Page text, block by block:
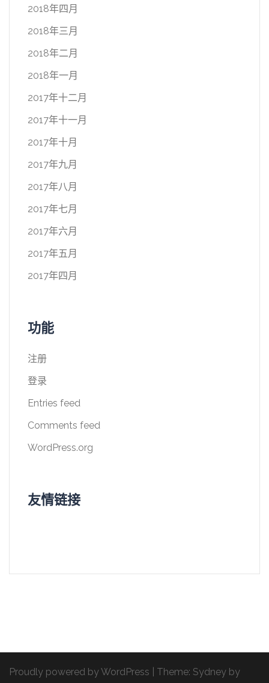
2018年四月
2018年三月
2018年二月
2018年一月
2017年十二月
2017年十一月
2017年十月
2017年九月
2017年八月
2017年七月
2017年六月
2017年五月
2017年四月
功能
注册
登录
Entries feed
Comments feed
WordPress.org
友情链接
Proudly powered by WordPress Theme: Sydney by